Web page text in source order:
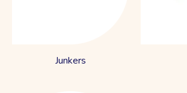
Junkers